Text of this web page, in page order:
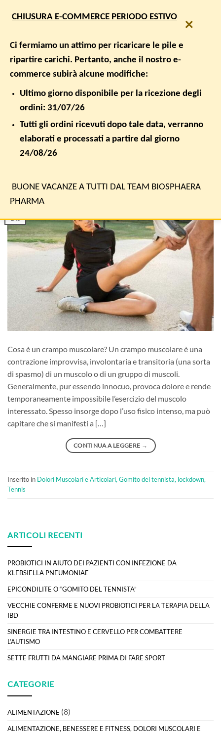
ARCHIVIO CATEGORIA:DOLORI MUSCOLARI E
ARTICOLARI, GOMITO DEL TENNISTA, LOCKDOWN,
TENNIS
DOLORI MUSCOLARI E ARTICOLARI, GOMITO DEL TENNISTA,
LOCKDOWN, TENNIS
CRAMPI MUSCOLARI: PERCHE’ SI
PRESENTANO E COME PREVENIRLI
Dic
Cosa è un crampo muscolare? Un crampo muscolare è una
contrazione improvvisa, involontaria e transitoria (una sorta
di spasmo) di un muscolo o di un gruppo di muscoli.
Generalmente, pur essendo innocuo, provoca dolore e rende
temporaneamente impossibile l’esercizio del muscolo
interessato. Spesso insorge dopo l’uso fisico intenso, ma può
capitare che si manifesti a […]
CONTINUA A LEGGERE →
Inserito in Dolori Muscolari e Articolari, Gomito del tennista, lockdown,
Tennis
ARTICOLI RECENTI
PROBIOTICI IN AIUTO DEI PAZIENTI CON INFEZIONE DA
KLEBSIELLA PNEUMONIAE
EPICONDILITE O “GOMITO DEL TENNISTA”
VECCHIE CONFERME E NUOVI PROBIOTICI PER LA TERAPIA DELLA
IBD
SINERGIE TRA INTESTINO E CERVELLO PER COMBATTERE
L’AUTISMO
SETTE FRUTTI DA MANGIARE PRIMA DI FARE SPORT
CATEGORIE
ALIMENTAZIONE (8)
ALIMENTAZIONE, BENESSERE E FITNESS, DOLORI MUSCOLARI E
×
CHIUSURA E-COMMERCE PERIODO ESTIVO
Ci fermiamo un attimo per ricaricare le pile e
ripartire carichi. Pertanto, anche il nostro e-
commerce subirà alcune modifiche:
Ultimo giorno disponibile per la ricezione degli
ordini: 31/07/26
Tutti gli ordini ricevuti dopo tale data, verranno
elaborati e processati a partire dal giorno
24/08/26
BUONE VACANZE A TUTTI DAL TEAM BIOSPHAERA
PHARMA